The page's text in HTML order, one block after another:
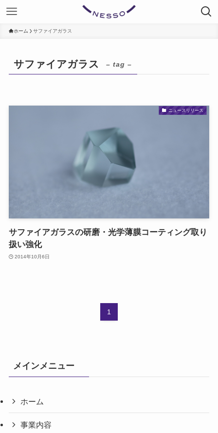
ホーム サファイアガラス
サファイアガラス – tag –
ニュースリリース
サファイアガラスの研磨・光学薄膜コーティング取り
扱い強化
2014年10月6日
1
メインメニュー
ホーム
事業内容